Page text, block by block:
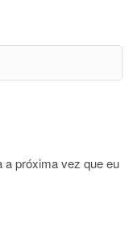
a próxima vez que eu